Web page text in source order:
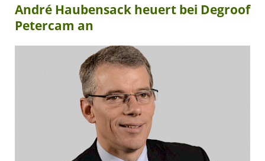
André Haubensack heuert bei Degroof
Petercam an